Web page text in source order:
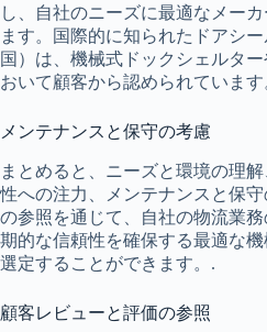
し、自社のニーズに最適なメー
ます。国際的に知られたドアシ
国）は、機械式ドックシェルタ
おいて顧客から認められています
メンテナンスと保守の考慮
まとめると、ニーズと環境の理
性への注力、メンテナンスと保
の参照を通じて、自社の物流業
期的な信頼性を確保する最適な
選定することができます。.
顧客レビューと評価の参照